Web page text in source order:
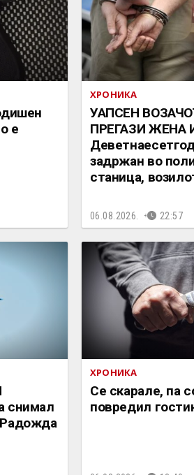
е
ХРОНИКА
УАПСЕН
ПРЕГАЗИ ЖЕНА
задржан во
станица,
06.08.2026. 22:57
снимал
Радожда
ХРОНИКА
Се скарале, па
повредил